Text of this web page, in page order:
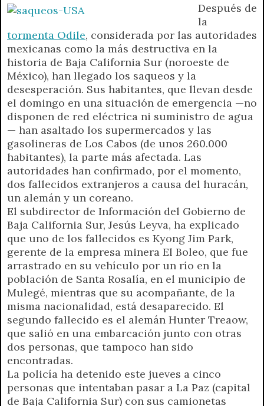
p
m
k
n
l
y
Después de
la
tormenta Odile, considerada por las autoridades
mexicanas como la más destructiva en la
historia de Baja California Sur (noroeste de
México), han llegado los saqueos y la
desesperación. Sus habitantes, que llevan desde
el domingo en una situación de emergencia —no
disponen de red eléctrica ni suministro de agua
— han asaltado los supermercados y las
gasolineras de Los Cabos (de unos 260.000
habitantes), la parte más afectada. Las
autoridades han confirmado, por el momento,
dos fallecidos extranjeros a causa del huracán,
un alemán y un coreano.
El subdirector de Información del Gobierno de
Baja California Sur, Jesús Leyva, ha explicado
que uno de los fallecidos es Kyong Jim Park,
gerente de la empresa minera El Boleo, que fue
arrastrado en su vehículo por un río en la
población de Santa Rosalía, en el municipio de
Mulegé, mientras que su acompañante, de la
misma nacionalidad, está desaparecido. El
segundo fallecido es el alemán Hunter Treaow,
que salió en una embarcación junto con otras
dos personas, que tampoco han sido
encontradas.
La policía ha detenido este jueves a cinco
personas que intentaban pasar a La Paz (capital
de Baja California Sur) con sus camionetas